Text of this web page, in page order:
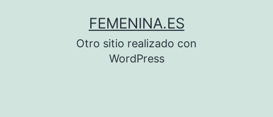
FEMENINA.ES
Otro sitio realizado con
WordPress